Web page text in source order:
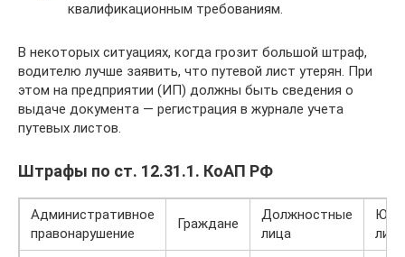
квалификационным требованиям.
В некоторых ситуациях, когда грозит большой штраф,
водителю лучше заявить, что путевой лист утерян. При
этом на предприятии (ИП) должны быть сведения о
выдаче документа — регистрация в журнале учета
путевых листов.
Штрафы по ст. 12.31.1. КоАП РФ
Административное
правонарушение
Граждане
Должностные
лица